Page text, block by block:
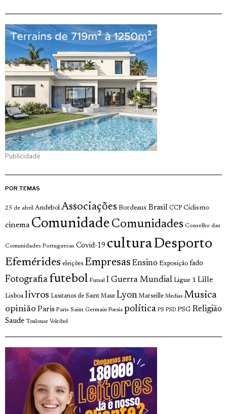
Publicidade
POR TEMAS
25 de abril Andebol Associações Bordeaux Brasil CCP Ciclismo
cinema Comunidade Comunidades Conselho das
Comunidades Portuguesas Covid-19 culturaDesporto
Efemérides eleições Empresas Ensino Exposição fado
Fotografia futebol Futsal I Guerra Mundial Ligue 1 Lille
Lisboa livros Lusitanos de Saint Maur Lyon Marseille Medias Musica
opinião Paris Paris Saint Germain Poesia política PS PSD PSG Religião
Saude Toulouse Voleibol